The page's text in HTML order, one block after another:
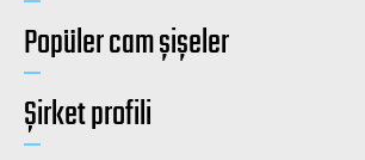
Popüler cam şişeler
Şirket profili